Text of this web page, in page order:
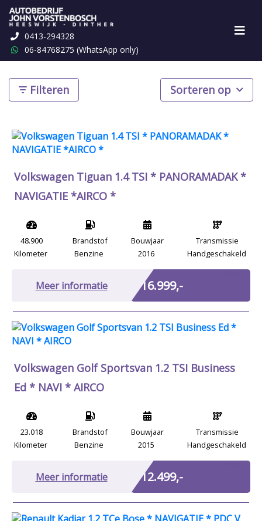
0413-294328
06-84768275 (WhatsApp only)
86 resultaten gevonden
Filteren Sorteren op
Volkswagen Tiguan 1.4 TSI * PANORAMADAK *
NAVIGATIE *AIRCO *
48.900
Kilometer
Brandstof
Benzine
Bouwjaar
2016
Transmissie
Handgeschakeld
Meer informatie € 16.999,-
Volkswagen Golf Sportsvan 1.2 TSI Business
Ed * NAVI * AIRCO
23.018
Kilometer
Brandstof
Benzine
Bouwjaar
2015
Transmissie
Handgeschakeld
Meer informatie € 12.499,-